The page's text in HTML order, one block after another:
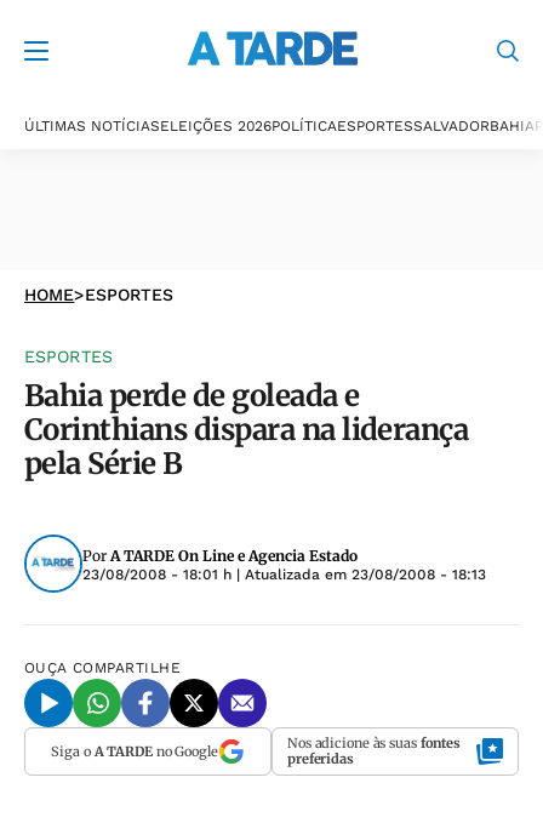
ÚLTIMAS NOTÍCIASELEIÇÕES 2026POLÍTICAESPORTESSALVADORBAHIA
HOME>ESPORTES
ESPORTES
Bahia perde de goleada e
Corinthians dispara na liderança
pela Série B
PorA TARDE On Line e Agencia Estado
23/08/2008 - 18:01 h | Atualizada em 23/08/2008 - 18:13
OUÇA COMPARTILHE
Siga o A TARDEno Google Nos adicione às suas fontes
preferidas